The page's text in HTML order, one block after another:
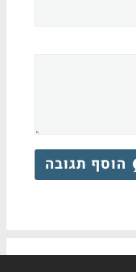
הוסף תגובה